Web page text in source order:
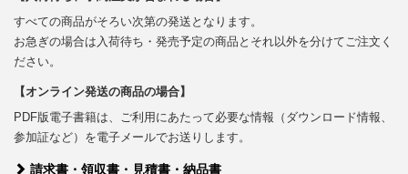
すべての商品がそろい次第の発送となります。
お急ぎの場合は入荷待ち・発売予定の商品とそれ以外を分けてご注文く
ださい。
【オンライン発送の商品の場合】
PDF版電子書籍は、ご利用にあたって必要な情報（ダウンロード情報、
参加証など）を電子メールでお送りします。
請求書・領収書・見積書・納品書